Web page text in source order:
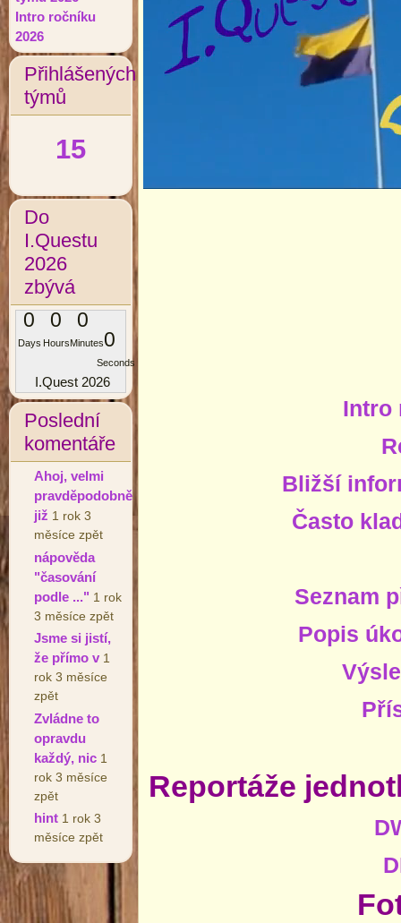
Intro ročníku
2026
Přihlášených
týmů
15
Do
I.Questu
2026
zbývá
0
Days
0
Hours
0
Minutes0
Seconds
I.Quest 2026
Poslední
komentáře
Ahoj, velmi
pravděpodobně
již 1 rok 3
měsíce zpět
nápověda
"časování
podle ..." 1 rok
3 měsíce zpět
Jsme si jistí,
že přímo v 1
rok 3 měsíce
zpět
Zvládne to
opravdu
každý, nic 1
rok 3 měsíce
zpět
hint 1 rok 3
měsíce zpět
Intro
Bližší
Často
Seznam
Popis
Reportáže